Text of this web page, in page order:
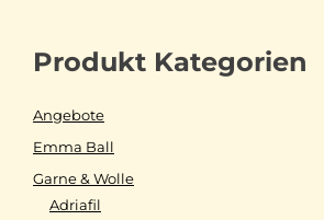
Produkt Kategorien
Angebote
Emma Ball
Garne & Wolle
Adriafil